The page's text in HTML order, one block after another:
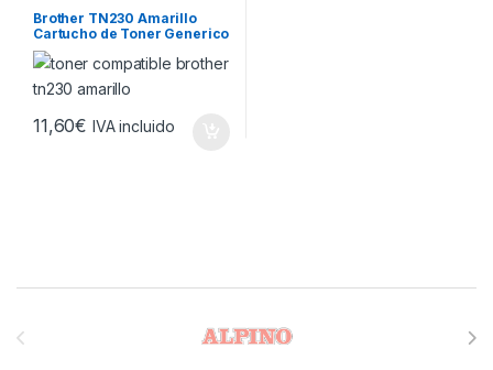
Brother TN230 Amarillo
Cartucho de Toner Generico
– Reemplaza TN230Y
11,60€ IVA incluido